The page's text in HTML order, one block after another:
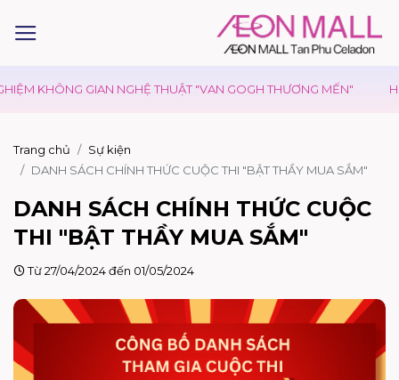
GIAN NGHỆ THUẬT "VAN GOGH THƯƠNG MẾN" HIẾN
Trang chủ
Sự kiện
DANH SÁCH CHÍNH THỨC CUỘC THI "BẬT THẦY MUA SẮM"
DANH SÁCH CHÍNH THỨC CUỘC
THI "BẬT THẦY MUA SẮM"
Từ 27/04/2024 đến 01/05/2024